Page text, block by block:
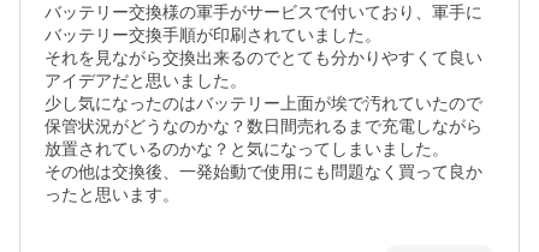
バッテリー交換様の軍手がサービスで付いており、軍手に
バッテリー交換手順が印刷されていました。
それを見ながら交換出来るのでとても分かりやすくて良い
アイデアだと思いました。
少し気になったのはバッテリー上面が埃で汚れていたので
保管状況がどうなのかな？数日間売れるまで充電しながら
放置されているのかな？と気になってしまいました。
その他は交換後、一発始動で使用にも問題なく買って良か
ったと思います。